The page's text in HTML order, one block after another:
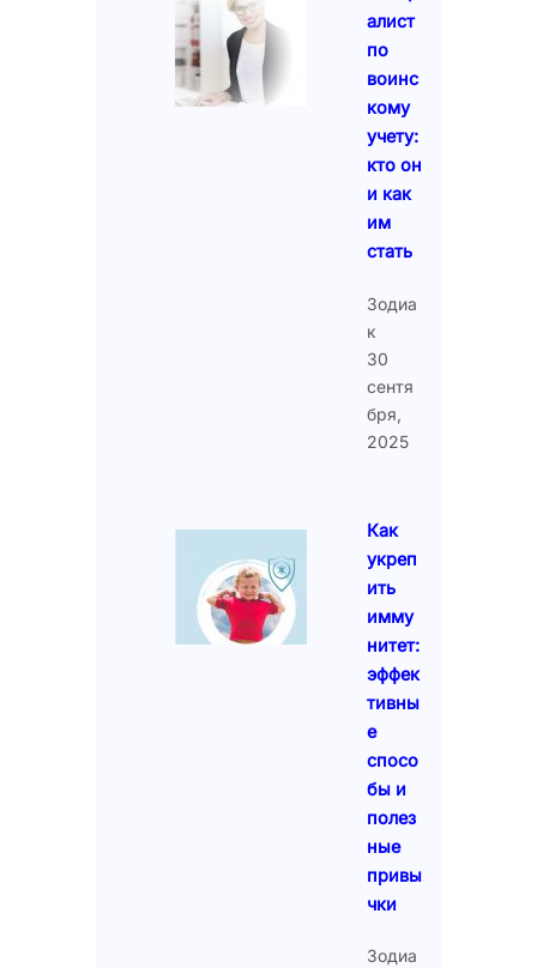
алист
по
воинс
кому
учету:
кто он
и как
им
стать
Зодиа
к
30
сентя
бря,
2025
Как
укреп
ить
имму
нитет:
эффек
тивны
е
спосо
бы и
полез
ные
привы
чки
Зодиа